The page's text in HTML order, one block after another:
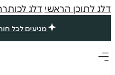
דלג לתוכן הראשי דלג
מגיעים לכל חור בארץ 🚚 ״משלוח מוזל